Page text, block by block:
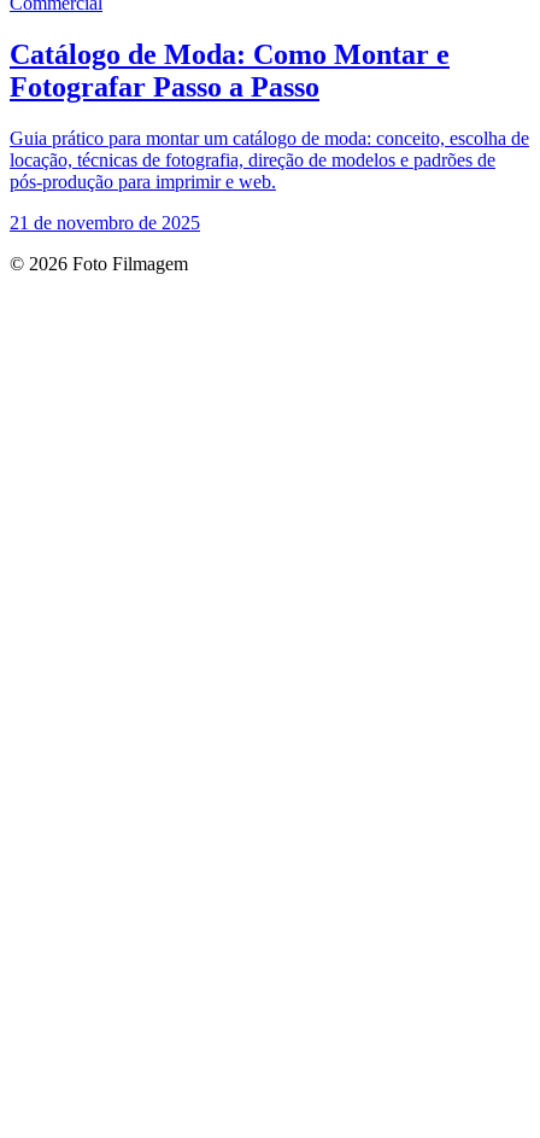
Catálogo de Moda: Como Montar e
Fotografar Passo a Passo
Guia prático para montar um catálogo de moda: conceito, escolha de
locação, técnicas de fotografia, direção de modelos e padrões de
pós‑produção para imprimir e web.
21 de novembro de 2025
© 2026 Foto Filmagem